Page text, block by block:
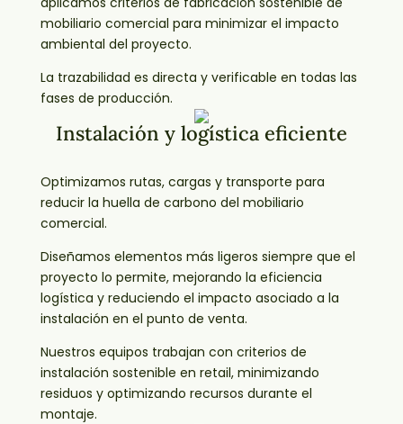
mobiliario comercial para minimizar el impacto
ambiental del proyecto.
La trazabilidad es directa y verificable en todas las
fases de producción.
Instalación y logística eficiente
Optimizamos rutas, cargas y transporte para
reducir la huella de carbono del mobiliario
comercial.
Diseñamos elementos más ligeros siempre que el
proyecto lo permite, mejorando la eficiencia
logística y reduciendo el impacto asociado a la
instalación en el punto de venta.
Nuestros equipos trabajan con criterios de
instalación sostenible en retail, minimizando
residuos y optimizando recursos durante el
montaje.